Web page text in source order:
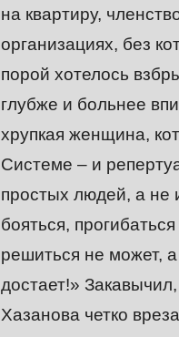
на квартиру,
организациях, без
порой хотелось
глубже и больнее
хрупкая женщина,
Системе – и
простых людей, а не
бояться,
решиться не может,
достает!»
Хазанова четко